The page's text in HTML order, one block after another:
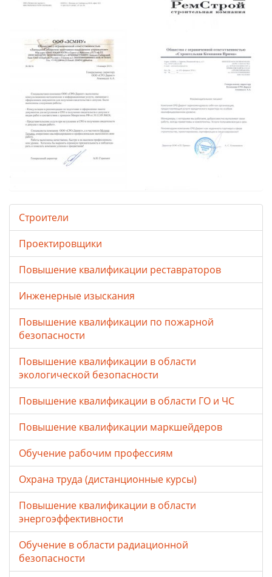
Строители
Проектировщики
Повышение квалификации реставраторов
Инженерные изыскания
Повышение квалификации по пожарной
безопасности
Повышение квалификации в области
экологической безопасности
Повышение квалификации в области ГО и ЧС
Повышение квалификации маркшейдеров
Обучение рабочим профессиям
Охрана труда (дистанционные курсы)
Повышение квалификации в области
энергоэффективности
Обучение в области радиационной
безопасности